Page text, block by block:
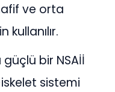
ve orta
kullanılır.
bir NSAİİ
sistemi